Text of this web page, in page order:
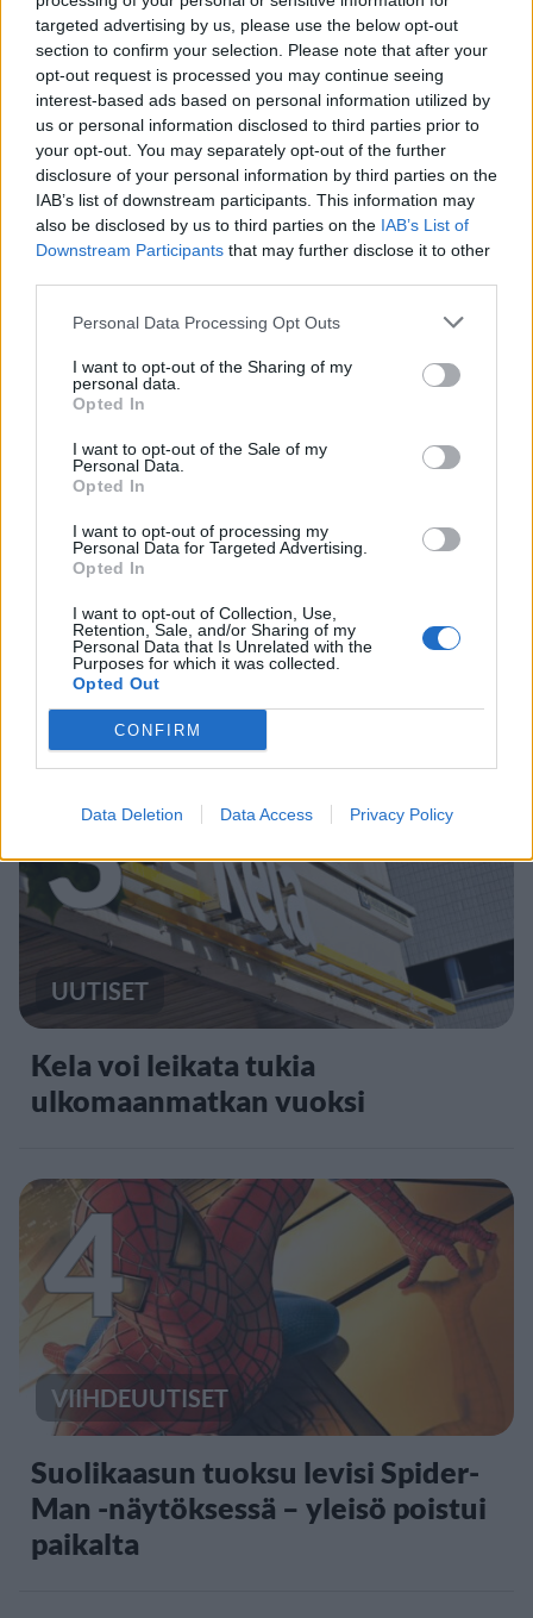
targeted advertising by us, please use the below opt-out
section to confirm your selection. Please note that after your
opt-out request is processed you may continue seeing
interest-based ads based on personal information utilized by
us or personal information disclosed to third parties prior to
your opt-out. You may separately opt-out of the further
disclosure of your personal information by third parties on the
IAB’s list of downstream participants. This information may
also be disclosed by us to third parties on the IAB’s List of
Downstream Participants that may further disclose it to other
Personal Data Processing Opt Outs
I want to opt-out of the Sharing of my
personal data.
Opted In
I want to opt-out of the Sale of my
Personal Data.
Opted In
I want to opt-out of processing my
Personal Data for Targeted Advertising.
Opted In
I want to opt-out of Collection, Use,
Retention, Sale, and/or Sharing of my
Personal Data that Is Unrelated with the
Purposes for which it was collected.
Opted Out
CONFIRM
Data Deletion Data Access Privacy Policy
UUTISET
Leskeneläke ei kuulu kaikille –
Kela muistuttaa tärkeästä
ikärajasta
2
MATKAILU
Finnairin lennoista osan lentää
jatkossa toinen lentoyhtiö –
matkustajille tärkeä rajoitus
3
UUTISET
Kela voi leikata tukia
ulkomaanmatkan vuoksi
4
VIIHDEUUTISET
Suolikaasun tuoksu levisi Spider-
Man -näytöksessä – yleisö poistui
paikalta